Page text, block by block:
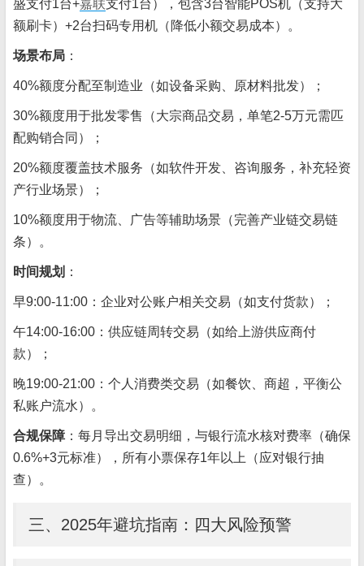
盛支付1台+嘉联支付1台），包含3台智能POS机（支持大
额刷卡）+2台扫码专用机（降低小额交易成本）。
场景布局 ：
40%额度分配至制造业（如设备采购、原材料批发）；
30%额度用于批发零售（大宗商品交易，单笔2-5万元需匹
配购销合同）；
20%额度覆盖技术服务（如软件开发、咨询服务，补充轻资
产行业场景）；
10%额度用于物流、广告等辅助场景（完善产业链交易链
条）。
时间规划 ：
早9:00-11:00：企业对公账户相关交易（如支付货款）；
午14:00-16:00：供应链周转交易（如给上游供应商付
款）；
晚19:00-21:00：个人消费类交易（如餐饮、商超，平衡公
私账户流水）。
合规保障 ：每月导出交易明细，与银行流水核对费率（确保
0.6%+3元标准），所有小票保存1年以上（应对银行抽
查）。
三、2025年避坑指南：四大风险预警